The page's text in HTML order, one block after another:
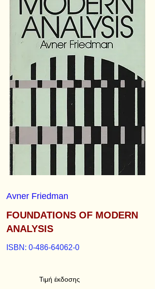
Avner Friedman
FOUNDATIONS OF MODERN
ANALYSIS
ISBN: 0-486-64062-0
Τιμή έκδοσης